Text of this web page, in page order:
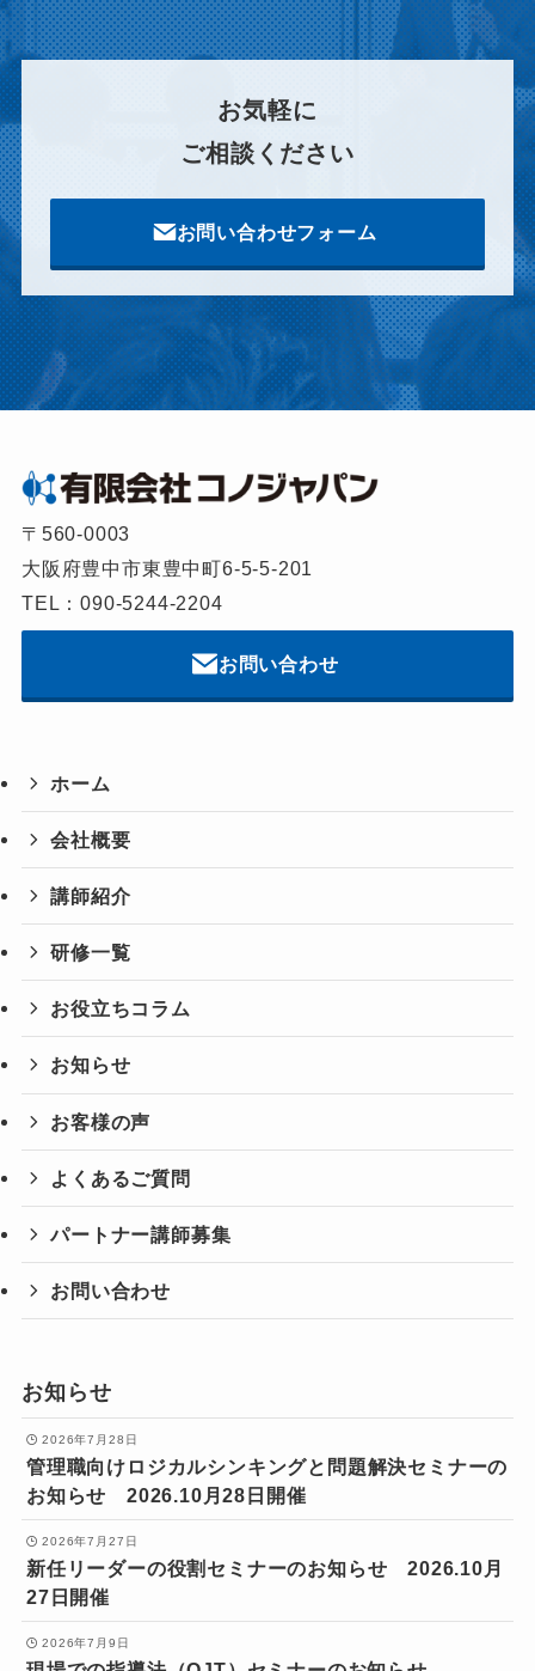
お気軽に
ご相談ください
お問い合わせフォーム
〒560-0003
大阪府豊中市東豊中町6-5-5-201
TEL：090-5244-2204
お問い合わせ
ホーム
会社概要
講師紹介
研修一覧
お役立ちコラム
お知らせ
お客様の声
よくあるご質問
パートナー講師募集
お問い合わせ
お知らせ
2026年7月28日
管理職向けロジカルシンキングと問題解決セミナーの
お知らせ 2026.10月28日開催
2026年7月27日
新任リーダーの役割セミナーのお知らせ 2026.10月
27日開催
2026年7月9日